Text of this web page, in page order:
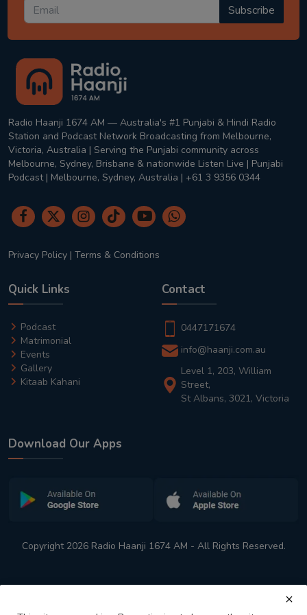
Subscribe
Radio Haanji 1674 AM — Australia's #1 Punjabi & Hindi Radio
Station and Podcast Network Broadcasting from Melbourne,
Victoria, Australia | Serving the Punjabi community across
Melbourne, Sydney, Brisbane & nationwide Listen Live | Punjabi
Podcast | Melbourne, Sydney, Australia | +61 3 9356 0344
Privacy Policy | Terms & Conditions
Quick Links
Podcast
Matrimonial
Events
Gallery
Kitaab Kahani
Contact
0447171674
info@haanji.com.au
Level 1, 203, William
Street,
St Albans, 3021, Victoria
Download Our Apps
Copyright 2026 Radio Haanji 1674 AM - All Rights Reserved.